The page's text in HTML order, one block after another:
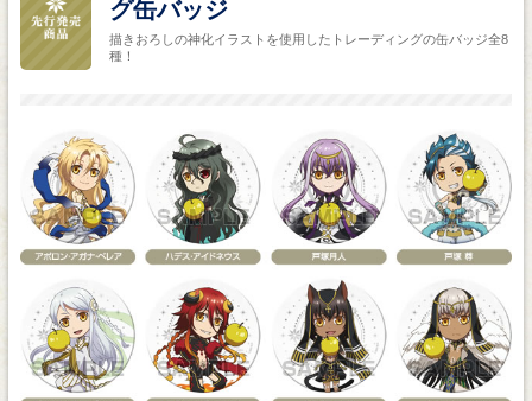
グ缶バッジ
描きおろしの神化イラストを使用したトレーディングの缶バッジ全8
種！